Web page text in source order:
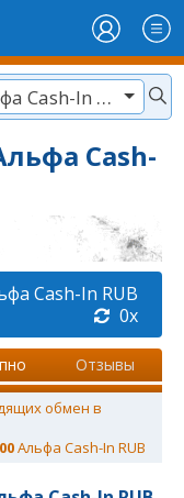
Cash-In RUB
Cash-
Cash-In RUB
0x
Отзывы
обмен в
Альфа Cash-In RUB